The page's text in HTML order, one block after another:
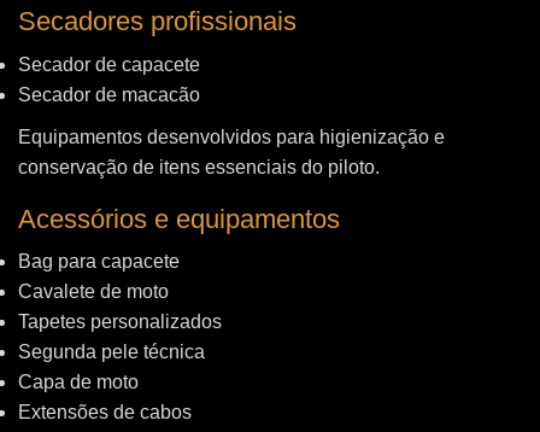
Secadores profissionais
Secador de capacete
Secador de macacão
Equipamentos desenvolvidos para higienização e
conservação de itens essenciais do piloto.
Acessórios e equipamentos
Bag para capacete
Cavalete de moto
Tapetes personalizados
Segunda pele técnica
Capa de moto
Extensões de cabos